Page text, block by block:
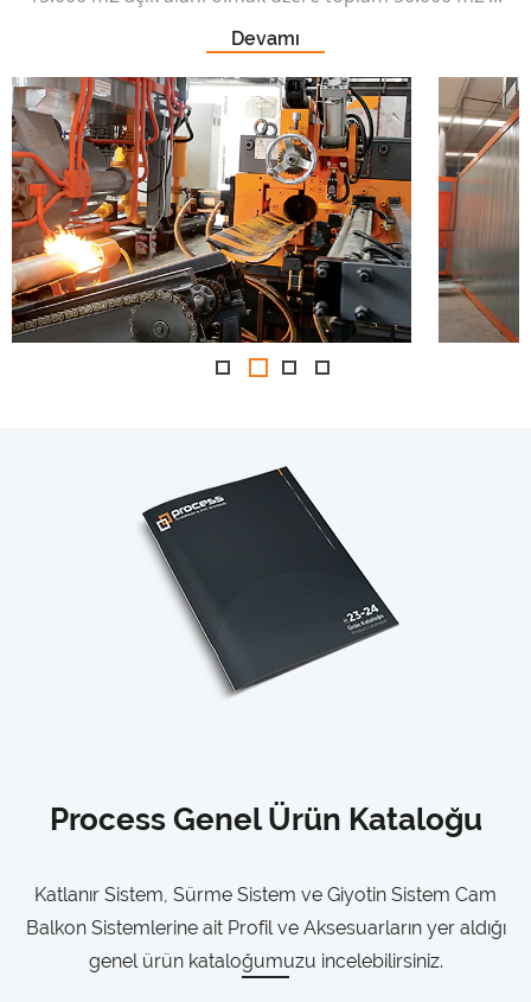
Devamı
Process Genel Ürün Kataloğu
Katlanır Sistem, Sürme Sistem ve Giyotin Sistem Cam
Balkon Sistemlerine ait Profil ve Aksesuarların yer aldığı
genel ürün kataloğumuzu incelebilirsiniz.